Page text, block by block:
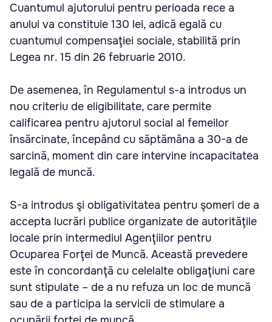
Cuantumul ajutorului pentru perioada rece a
anului va constituie 130 lei, adică egală cu
cuantumul compensaţiei sociale, stabilită prin
Legea nr. 15 din 26 februarie 2010.
De asemenea, în Regulamentul s-a introdus un
nou criteriu de eligibilitate, care permite
calificarea pentru ajutorul social al femeilor
însărcinate, începând cu săptămâna a 30-a de
sarcină, moment din care intervine incapacitatea
legală de muncă.
S-a introdus şi obligativitatea pentru şomeri de a
accepta lucrări publice organizate de autorităţile
locale prin intermediul Agenţiilor pentru
Ocuparea Forţei de Muncă. Această prevedere
este în concordanţă cu celelalte obligaţiuni care
sunt stipulate – de a nu refuza un loc de muncă
sau de a participa la servicii de stimulare a